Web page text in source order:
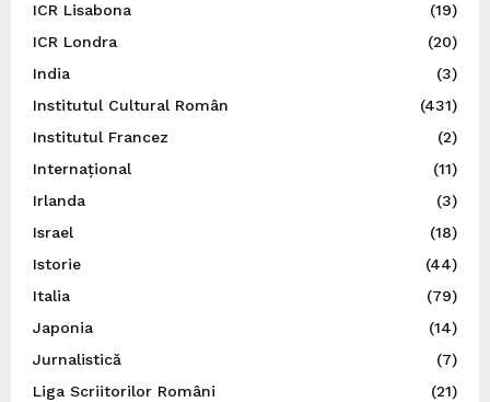
ICR Lisabona
(19)
ICR Londra
(20)
India
(3)
Institutul Cultural Român
(431)
Institutul Francez
(2)
Internațional
(11)
Irlanda
(3)
Israel
(18)
Istorie
(44)
Italia
(79)
Japonia
(14)
Jurnalistică
(7)
Liga Scriitorilor Români
(21)